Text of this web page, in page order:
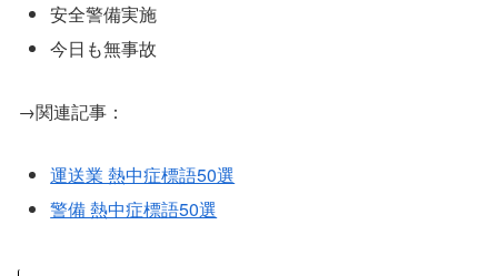
安全警備実施
今日も無事故
→関連記事：
運送業 熱中症標語50選
警備 熱中症標語50選